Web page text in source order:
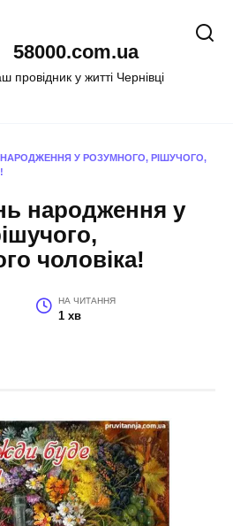
58000.com.ua
провідник у житті Чернівці
У РОЗУМНОГО, РІШУЧОГО,
народження у
чоловіка!
НА ЧИТАННЯ
1 хв